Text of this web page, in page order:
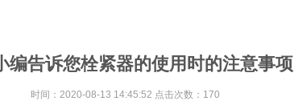
编告诉您栓紧器的使用时的注意事项
时间：2020-08-13 14:45:52 点击次数：170